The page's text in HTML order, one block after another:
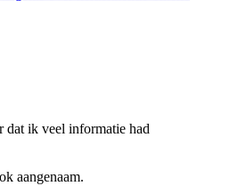
dat ik veel informatie had
aangenaam.